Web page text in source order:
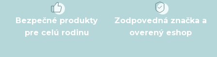
Bezpečné produkty
pre celú rodinu
Zodpovedná značka a
overený eshop